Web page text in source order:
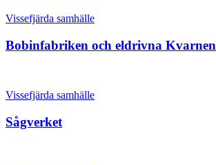
Vissefjärda samhälle
Bobinfabriken och eldrivna Kvarnen
Vissefjärda samhälle
Sågverket